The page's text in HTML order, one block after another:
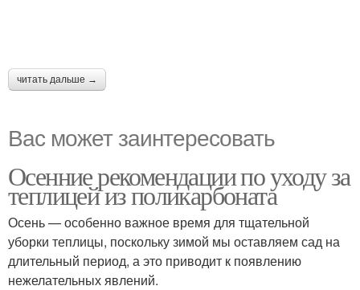
читать дальше →
Вас может заинтересовать
Осенние рекомендации по уходу за
теплицей из поликарбоната
Осень — особенно важное время для тщательной
уборки теплицы, поскольку зимой мы оставляем сад на
длительный период, а это приводит к появлению
нежелательных явлений.